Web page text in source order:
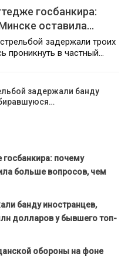
госбанкира:
оставила…
задержали троих
проникнуть в частный…
задержали банду
почему
больше вопросов, чем
банду иностранцев,
долларов у бывшего топ-
обороны на фоне